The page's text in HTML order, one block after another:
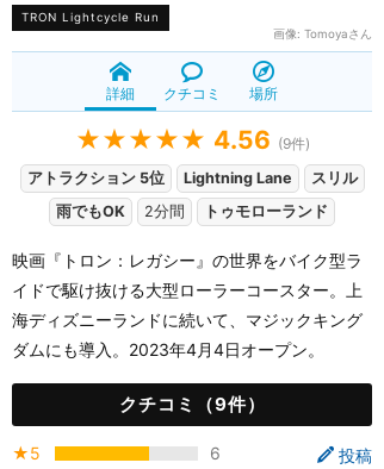
TRON Lightcycle Run
画像: Tomoyaさん
詳細 クチコミ 場所
★★★★★ 4.56 (9件)
アトラクション 5位
Lightning Lane
スリル
雨でもOK
2分間 トゥモローランド
映画『トロン：レガシー』の世界をバイク型ラ
イドで駆け抜ける大型ローラーコースター。上
海ディズニーランドに続いて、マジックキング
ダムにも導入。2023年4月4日オープン。
クチコミ（9件）
投稿
★5
6